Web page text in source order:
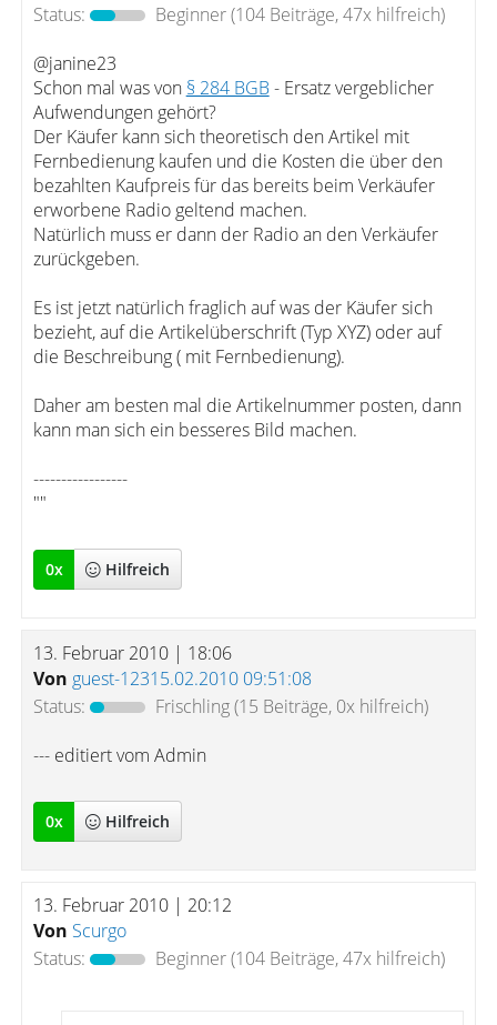
Status:
Beginner(104 Beiträge, 47x hilfreich)
@janine23
Schon mal was von § 284 BGB- Ersatz vergeblicher
Aufwendungen gehört?
Der Käufer kann sich theoretisch den Artikel mit
Fernbedienung kaufen und die Kosten die über den
bezahlten Kaufpreis für das bereits beim Verkäufer
erworbene Radio geltend machen.
Natürlich muss er dann der Radio an den Verkäufer
zurückgeben.
Es ist jetzt natürlich fraglich auf was der Käufer sich
bezieht, auf die Artikelüberschrift (Typ XYZ) oder auf
die Beschreibung ( mit Fernbedienung).
Daher am besten mal die Artikelnummer posten, dann
kann man sich ein besseres Bild machen.
-----------------
""
0x Hilfreich
13. Februar 2010 | 18:06
Von guest-12315.02.2010 09:51:08
Status:
Frischling(15 Beiträge, 0x hilfreich)
--- editiert vom Admin
0x Hilfreich
13. Februar 2010 | 20:12
Von Scurgo
Status:
Beginner(104 Beiträge, 47x hilfreich)